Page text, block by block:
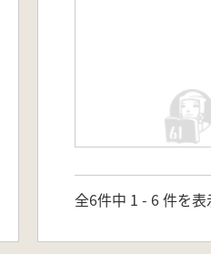
全6件中 1 - 6 件を表